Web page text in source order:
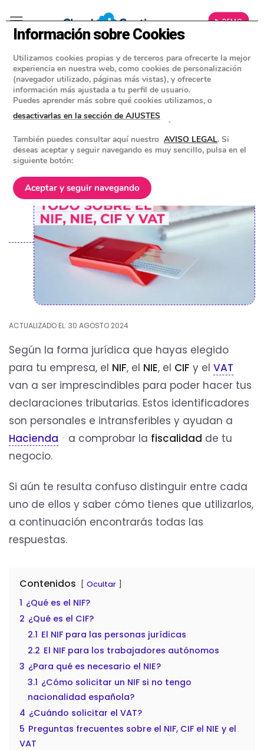
▶ DEMO
BLOG»NOTICIAS ERP
¿Qué es el NIF? ¿Y qué es el CIF, NIE y
VAT?
POSTED ON8 JULIO 2021 BYEQUIPO DE CLOUD GESTION
ACTUALIZADO EL: 30 AGOSTO 2024
Según la forma jurídica que hayas elegido
para tu empresa, el NIF, el NIE, el CIF y el VAT
van a ser imprescindibles para poder hacer tus
declaraciones tributarias. Estos identificadores
son personales e intransferibles y ayudan a
Hacienda a comprobar la fiscalidad de tu
negocio.
Si aún te resulta confuso distinguir entre cada
uno de ellos y saber cómo tienes que utilizarlos,
a continuación encontrarás todas las
respuestas.
Contenidos Ocultar
1 ¿Qué es el NIF?
2 ¿Qué es el CIF?
2.1 El NIF para las personas jurídicas
2.2 El NIF para los trabajadores autónomos
3 ¿Para qué es necesario el NIE?
3.1 ¿Cómo solicitar un NIF si no tengo
nacionalidad española?
4 ¿Cuándo solicitar el VAT?
5 Preguntas frecuentes sobre el NIF, CIF el NIE y el
VAT
Información sobre Cookies
Utilizamos cookies propias y de terceros para ofrecerte la mejor
experiencia en nuestra web, como cookies de personalización
(navegador utilizado, páginas más vistas), y ofrecerte
información más ajustada a tu perfil de usuario.
Puedes aprender más sobre qué cookies utilizamos, o
desactivarlas en la sección de AJUSTES
.
También puedes consultar aquí nuestro AVISO LEGAL. Si
deseas aceptar y seguir navegando es muy sencillo, pulsa en el
siguiente botón:
Aceptar y seguir navegando